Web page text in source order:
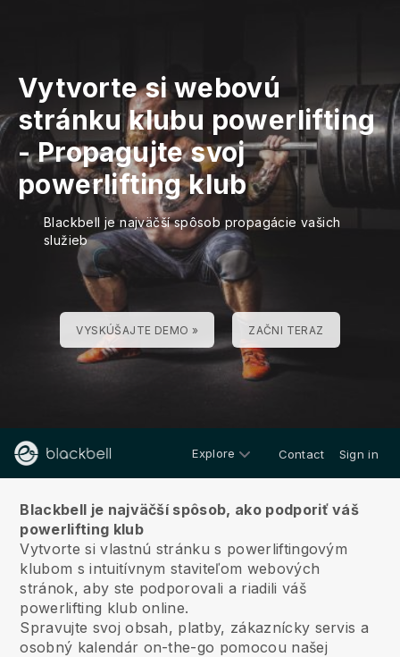
Vytvorte si webovú
stránku klubu powerlifting
-Propagujte svoj
powerlifting klub
Blackbell je najväčší spôsob propagácie vašich
služieb
VYSKÚŠAJTE DEMO » ZAČNI TERAZ
Explore Contact Sign in
Blackbell je najväčší spôsob, ako podporiť váš
powerlifting klub
Vytvorte si vlastnú stránku s powerliftingovým
klubom s intuitívnym staviteľom webových
stránok, aby ste podporovali a riadili váš
powerlifting klub online.
Spravujte svoj obsah, platby, zákaznícky servis a
osobný kalendár on-the-go pomocou našej